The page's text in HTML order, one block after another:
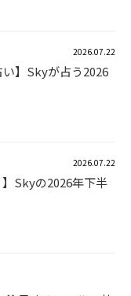
2026.07.22
い】Skyが占う2026
2026.07.22
】Skyの2026年下半